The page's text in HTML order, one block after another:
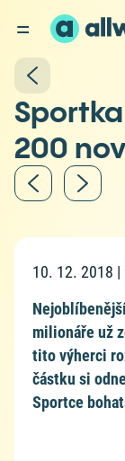
200
10. 12. 2018 |
milionáře už
tito výherci
částku si
Sportce